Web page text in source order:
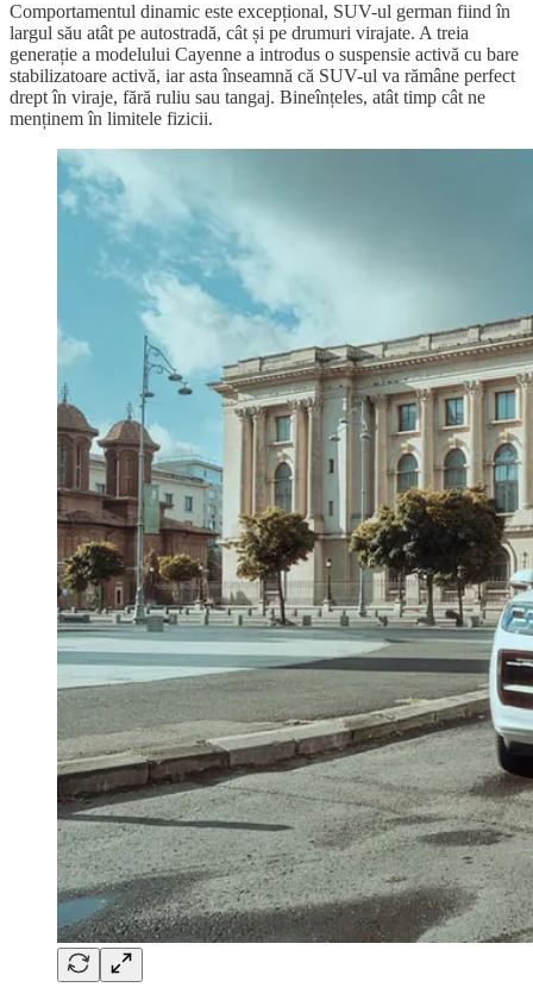
Comportamentul dinamic este excepțional, SUV-ul german fiind în
largul său atât pe autostradă, cât și pe drumuri virajate. A treia
generație a modelului Cayenne a introdus o suspensie activă cu bare
stabilizatoare activă, iar asta înseamnă că SUV-ul va rămâne perfect
drept în viraje, fără ruliu sau tangaj. Bineînțeles, atât timp cât ne
menținem în limitele fizicii.